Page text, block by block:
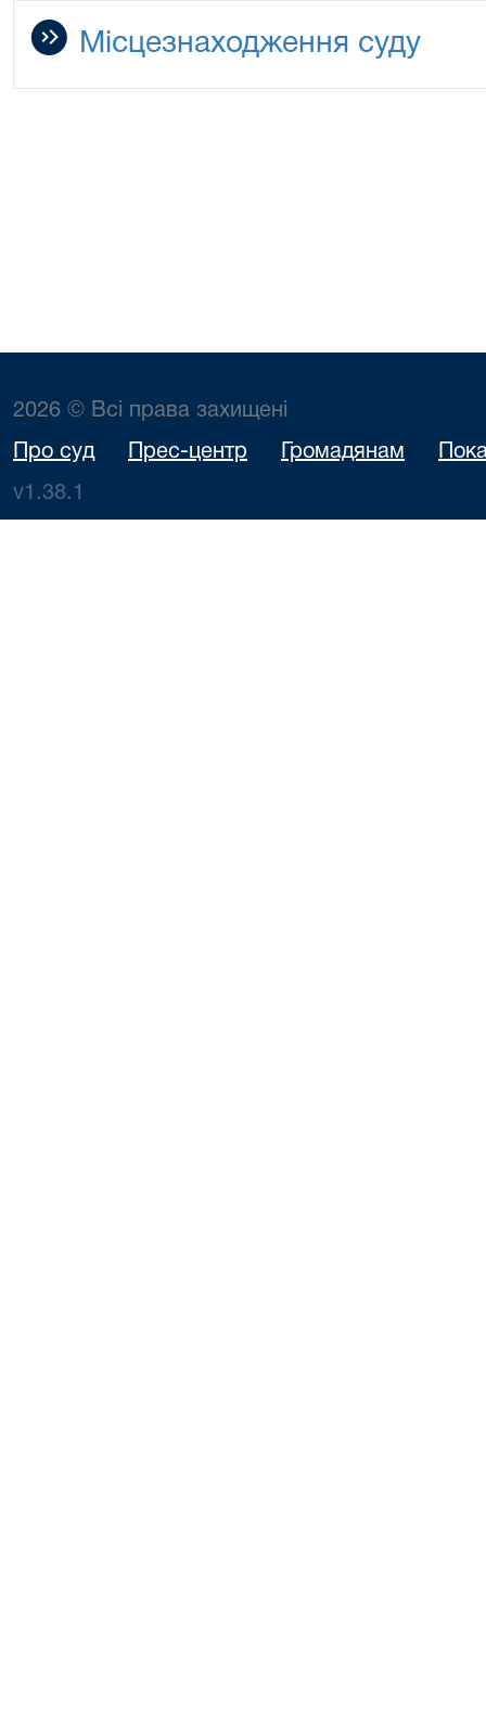
Місцезнаходження суду
2026 © Всі права захищені
Про суд Прес-центр Громадянам
v1.38.1